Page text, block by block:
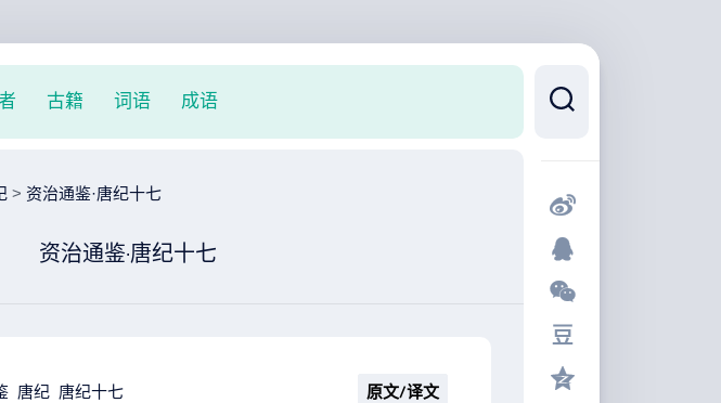
古籍 词语 成语
> 资治通鉴·唐纪十七
资治通鉴·唐纪十七
唐纪 唐纪十七 原文/译文